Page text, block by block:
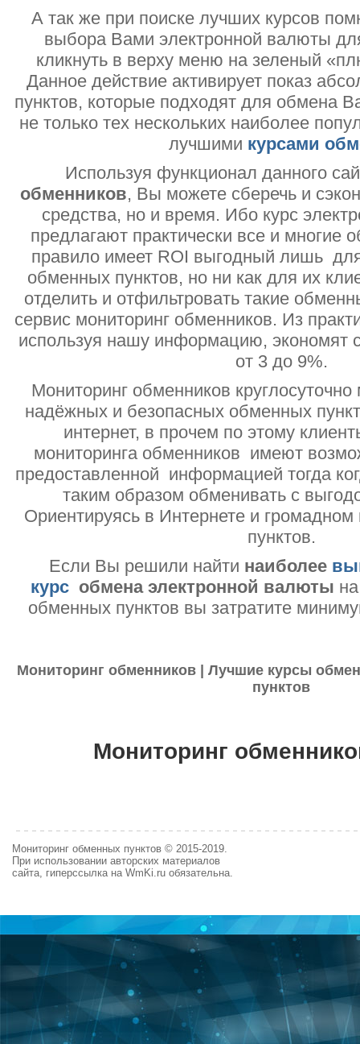
А так же при поиске лучших курсов
выбора Вами электронной валюты
кликнуть в верху меню на зеленый
Данное действие активирует показ
пунктов, которые подходят для обмена
не только тех нескольких наиболее
лучшими курсами
Используя функционал данного
обменников, Вы можете сберечь и
средства, но и время. Ибо курс
предлагают практически все и многие
правило имеет ROI выгодный лишь
обменных пунктов, но ни как для их
отделить и отфильтровать такие
сервис мониторинг обменников. Из
используя нашу информацию, экономят
от 3 до 9%.
Мониторинг обменников круглосуточно
надёжных и безопасных обменных
интернет, в прочем по этому
мониторинга обменников имеют
предоставленной информацией тогда
таким образом обменивать с
Ориентируясь в Интернете и
пунктов.
Если Вы решили найти наиболее
курс обмена электронной валюты
обменных пунктов вы затратите
Мониторинг обменников | Лучшие курсы
пунктов
Мониторинг
Мониторинг обменных пунктов © 2015-2019.
При использовании авторских материалов
сайта, гиперссылка на WmKi.ru обязательна.